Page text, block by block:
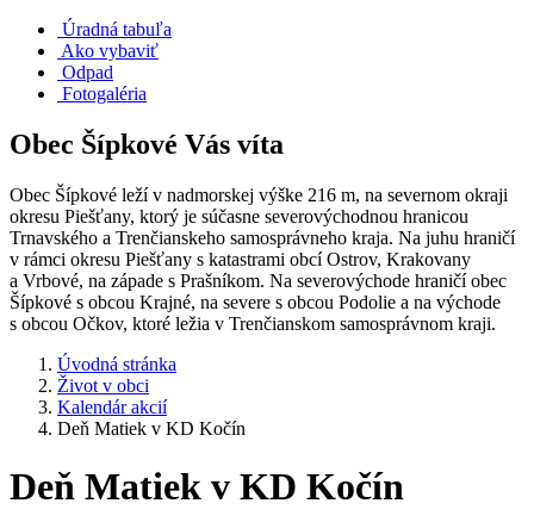
Úradná tabuľa
Ako vybaviť
Odpad
Fotogaléria
Obec Šípkové Vás víta
Obec Šípkové leží v nadmorskej výške 216 m, na severnom okraji
okresu Piešťany, ktorý je súčasne severovýchodnou hranicou
Trnavského a Trenčianskeho samosprávneho kraja. Na juhu hraničí
v rámci okresu Piešťany s katastrami obcí Ostrov, Krakovany
a Vrbové, na západe s Prašníkom. Na severovýchode hraničí obec
Šípkové s obcou Krajné, na severe s obcou Podolie a na východe
s obcou Očkov, ktoré ležia v Trenčianskom samosprávnom kraji.
Úvodná stránka
Život v obci
Kalendár akcií
Deň Matiek v KD Kočín
Deň Matiek v KD Kočín